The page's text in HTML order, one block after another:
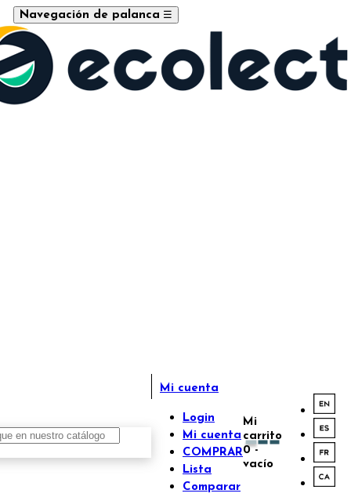
Navegación de palanca ☰
Mi cuenta
Login
Mi cuenta
COMPRAR
Lista
Comparar
Mi
carrito
0 -
vacío